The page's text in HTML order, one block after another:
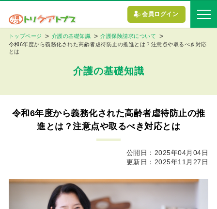
会員ログイン
トップページ 介護の基礎知識
介護保険請求について
令和6年度から義務化された高齢者虐待防止の推進とは？注意点や取るべき対応
とは
介護の基礎知識
令和6年度から義務化された高齢者虐待防止の推
進とは？注意点や取るべき対応とは
公開日：2025年04月04日
更新日：2025年11月27日